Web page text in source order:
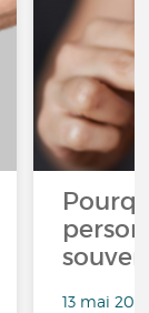
13 mai